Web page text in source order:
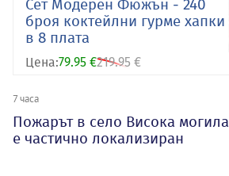
Сет Модерен Фюжън - 240
броя коктейлни гурме хапки
в 8 плата
Цена:79.95 €219.95 €
7 часа
Пожарът в село Висока могила
е частично локализиран